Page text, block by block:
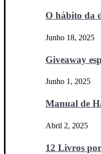
O hábito da
Junho 18, 2025
Giveaway
Junho 1, 2025
Manual de
Abril 2, 2025
12 Livros